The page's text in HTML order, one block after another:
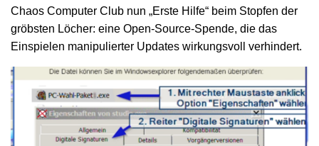
Chaos Computer Club nun „Erste Hilfe“ beim Stopfen der
gröbsten Löcher: eine Open-Source-Spende, die das
Einspielen manipulierter Updates wirkungsvoll verhindert.